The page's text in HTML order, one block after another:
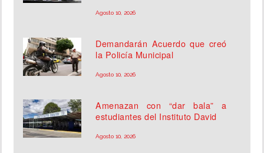
Agosto 10, 2026
Demandarán Acuerdo que creó
la Policía Municipal
Agosto 10, 2026
Amenazan con “dar bala” a
estudiantes del Instituto David
Agosto 10, 2026